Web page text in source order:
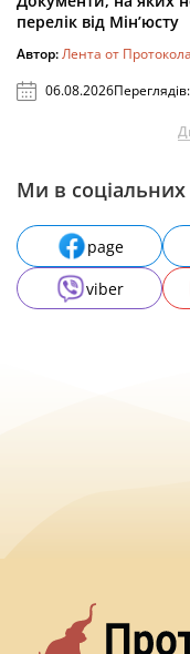
перелік від Мін’юсту
Автор:Лента от Протокола
06.08.2026Переглядів:
Ми в
page
viber